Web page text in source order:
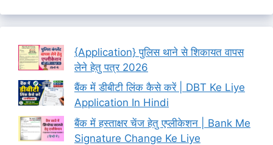
{Application} पुलिस थाने से शिकायत वापस
लेने हेतु पत्र 2026
बैंक में डीबीटी लिंक कैसे करें | DBT Ke Liye
Application In Hindi
बैंक में हस्ताक्षर चेंज हेतु एप्लीकेशन | Bank Me
Signature Change Ke Liye